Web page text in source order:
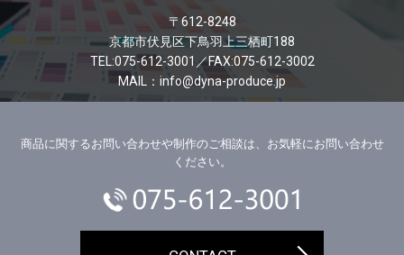
〒612-8248
京都市伏見区下鳥羽上三栖町188
TEL:075-612-3001／FAX:075-612-3002
MAIL：info@dyna-produce.jp
商品に関するお問い合わせや制作のご相談は、お気軽にお問い合わせ
ください。